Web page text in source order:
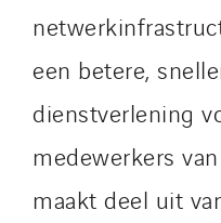
een betere,
dienstverlening
medewerkers
maakt deel uit
Lefort Francheteau
Lesens EREA
Lesot
Maksmacht
Manei Lift